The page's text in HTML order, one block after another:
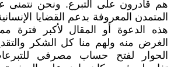
هم قادرون على التبرع. ونحن نتمنى
المتمدن المعروفة بدعم القضايا
هذه الدعوة أو المقال لأكبر فترة
الغرض منه ولهم منا كل الشكر
الحوار لفتح حساب مصرفي